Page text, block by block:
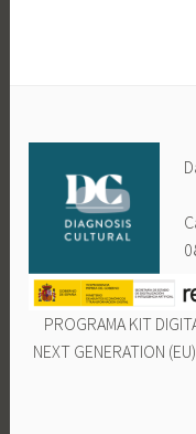
PROGRAMA KIT
NEXT GENERATION